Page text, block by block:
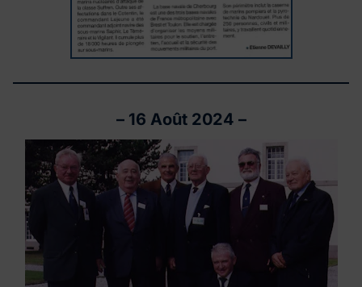
– 16 Août 2024 –